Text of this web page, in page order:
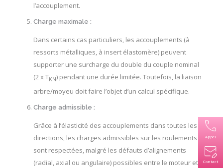
l’accouplement.
Charge maximale :
Dans certains cas particuliers, les accouplements (à
ressorts métalliques, à insert élastomère) peuvent
supporter une surcharge du double du couple nominal
(2 x TKN) pendant une durée limitée. Toutefois, la liaison
arbre/moyeu doit faire l’objet d’un calcul spécifique.
Charge admissible :
Grâce à l’élasticité des accouplements dans toutes les
directions, les charges admissibles sur les roulements
sont respectées, malgré les défauts d’alignements
(radial, axial ou angulaire) possibles entre le moteur et
Appel
Contact